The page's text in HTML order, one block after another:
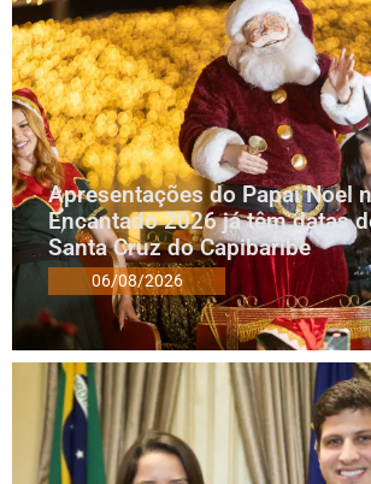
Apresentações do Papai Noel
Encantado 2026 já têm datas
Santa Cruz do Capibaribe
06/08/2026